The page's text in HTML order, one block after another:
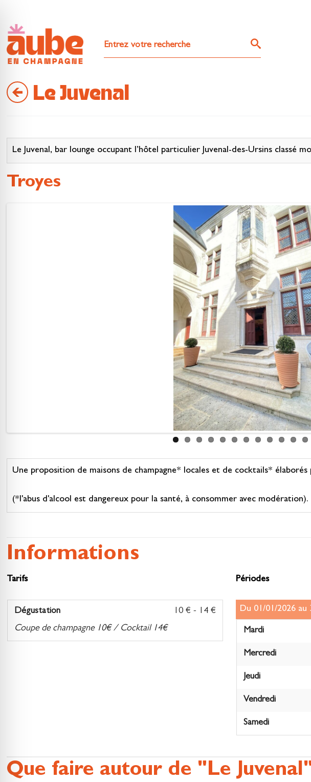
Le Juvenal
Le Juvenal, bar lounge occupant l’hôtel particulier Juvenal-des-Ursins
Troyes
Une proposition de maisons de champagne* locales et de cocktails*
(*l'abus d'alcool est dangereux pour la santé, à consommer avec modération).
Informations
Tarifs
Dégustation
10 € - 14 €
Coupe de champagne 10€ / Cocktail 14€
Périodes
Mardi
Mercredi
Jeudi
Vendredi
Samedi
Que faire autour de "Le